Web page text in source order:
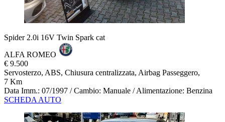
Spider 2.0i 16V Twin Spark cat
ALFA ROMEO
€ 9.500
Servosterzo, ABS, Chiusura centralizzata, Airbag Passeggero,
7 Km
Data Imm.: 07/1997 / Cambio: Manuale / Alimentazione: Benzina
SCHEDA AUTO